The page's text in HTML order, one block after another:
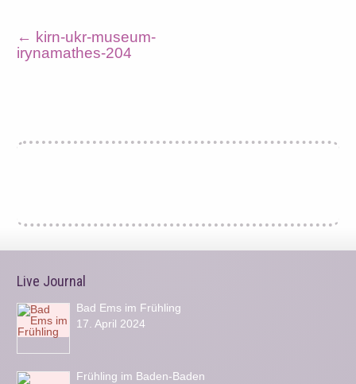
← kirn-ukr-museum-
irynamathes-204
Live Journal
Bad Ems im Frühling
17. April 2024
Frühling im Baden-Baden